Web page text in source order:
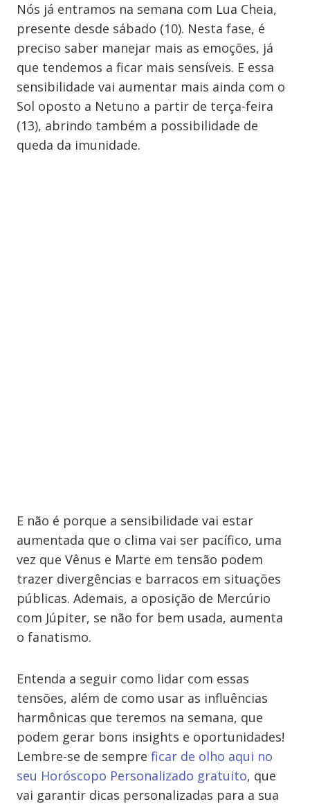
Nós já entramos na semana com Lua Cheia,
presente desde sábado (10). Nesta fase, é
preciso saber manejar mais as emoções, já
que tendemos a ficar mais sensíveis. E essa
sensibilidade vai aumentar mais ainda com o
Sol oposto a Netuno a partir de terça-feira
(13), abrindo também a possibilidade de
queda da imunidade.
E não é porque a sensibilidade vai estar
aumentada que o clima vai ser pacífico, uma
vez que Vênus e Marte em tensão podem
trazer divergências e barracos em situações
públicas. Ademais, a oposição de Mercúrio
com Júpiter, se não for bem usada, aumenta
o fanatismo.
Entenda a seguir como lidar com essas
tensões, além de como usar as influências
harmônicas que teremos na semana, que
podem gerar bons insights e oportunidades!
Lembre-se de sempre ficar de olho aqui no
seu Horóscopo Personalizado gratuito, que
vai garantir dicas personalizadas para a sua